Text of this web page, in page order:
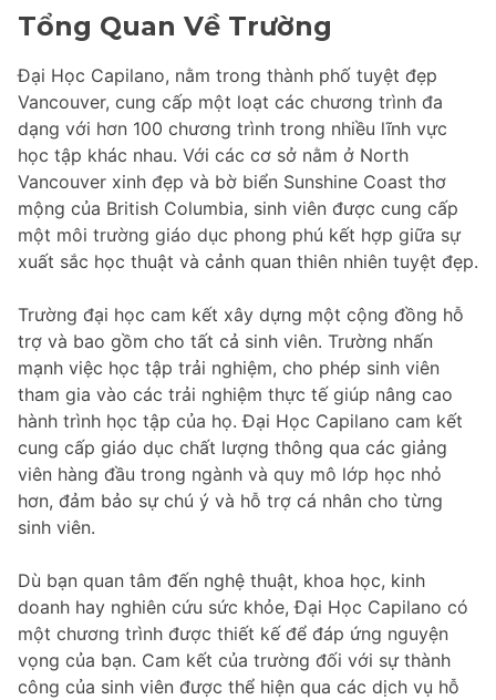
Tổng Quan Về Trường
Đại Học Capilano, nằm trong thành phố tuyệt đẹp
Vancouver, cung cấp một loạt các chương trình đa
dạng với hơn 100 chương trình trong nhiều lĩnh vực
học tập khác nhau. Với các cơ sở nằm ở North
Vancouver xinh đẹp và bờ biển Sunshine Coast thơ
mộng của British Columbia, sinh viên được cung cấp
một môi trường giáo dục phong phú kết hợp giữa sự
xuất sắc học thuật và cảnh quan thiên nhiên tuyệt đẹp.
Trường đại học cam kết xây dựng một cộng đồng hỗ
trợ và bao gồm cho tất cả sinh viên. Trường nhấn
mạnh việc học tập trải nghiệm, cho phép sinh viên
tham gia vào các trải nghiệm thực tế giúp nâng cao
hành trình học tập của họ. Đại Học Capilano cam kết
cung cấp giáo dục chất lượng thông qua các giảng
viên hàng đầu trong ngành và quy mô lớp học nhỏ
hơn, đảm bảo sự chú ý và hỗ trợ cá nhân cho từng
sinh viên.
Dù bạn quan tâm đến nghệ thuật, khoa học, kinh
doanh hay nghiên cứu sức khỏe, Đại Học Capilano có
một chương trình được thiết kế để đáp ứng nguyện
vọng của bạn. Cam kết của trường đối với sự thành
công của sinh viên được thể hiện qua các dịch vụ hỗ